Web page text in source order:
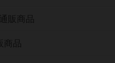
販商品
商品